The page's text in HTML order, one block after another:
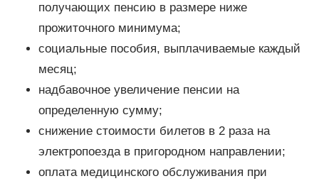
получающих пенсию в размере ниже
прожиточного минимума;
социальные пособия, выплачиваемые каждый
месяц;
надбавочное увеличение пенсии на
определенную сумму;
снижение стоимости билетов в 2 раза на
электропоезда в пригородном направлении;
оплата медицинского обслуживания при